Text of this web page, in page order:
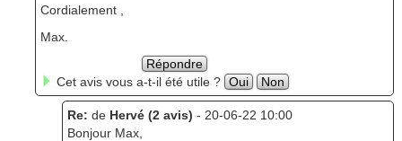
Cordialement ,
Max.
Répondre
Cet avis vous a-t-il été utile ? Oui Non
Re: de Hervé (2 avis) - 20-06-22 10:00
Bonjour Max,